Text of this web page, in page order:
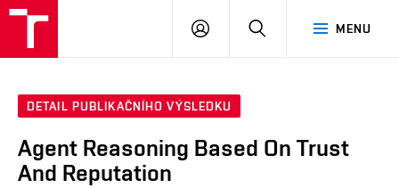
MENU
PŘIHLÁSIT
DETAIL PUBLIKAČNÍHO VÝSLEDKU
Agent Reasoning Based On Trust
And Reputation